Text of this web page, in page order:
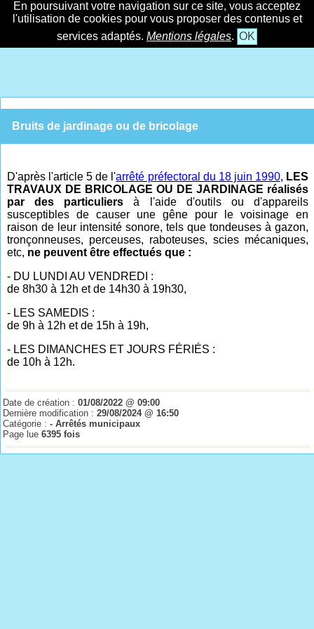
En poursuivant votre navigation sur ce site, vous acceptez
l'utilisation de cookies pour vous proposer des contenus et
services adaptés. Mentions légales. OK
Bruits de jardinage ou de bricolage
D'après l'article 5 de l'arrêté préfectoral du 18 juin 1990, LES
TRAVAUX DE BRICOLAGE OU DE JARDINAGE réalisés
par des particuliers à l'aide d'outils ou d'appareils
susceptibles de causer une gêne pour le voisinage en
raison de leur intensité sonore, tels que tondeuses à gazon,
tronçonneuses, perceuses, raboteuses, scies mécaniques,
etc, ne peuvent être effectués que :
- DU LUNDI AU VENDREDI :
de 8h30 à 12h et de 14h30 à 19h30,
- LES SAMEDIS :
de 9h à 12h et de 15h à 19h,
- LES DIMANCHES ET JOURS FÉRIÉS :
de 10h à 12h.
Date de création :01/08/2022 @ 09:00
Dernière modification :29/08/2024 @ 16:50
Catégorie :- Arrêtés municipaux
Page lue6395 fois